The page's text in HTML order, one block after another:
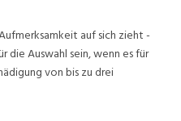
auf sich zieht -
Auswahl sein, wenn es für
von bis zu drei